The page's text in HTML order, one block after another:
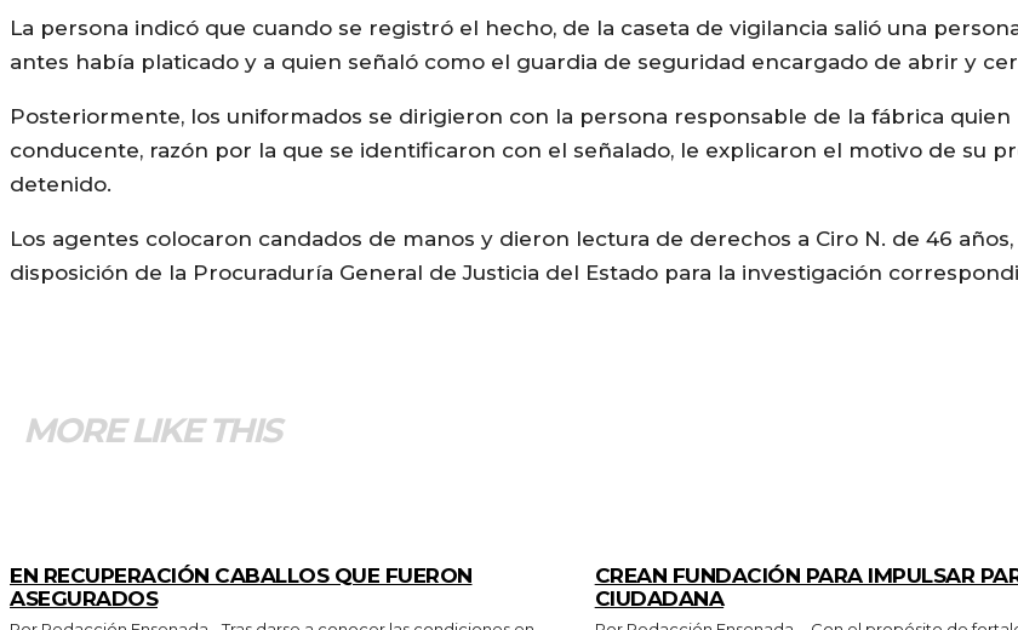
La persona indicó que cuando se registró el hecho, de la caseta de vigilancia salió una
antes había platicado y a quien señaló como el guardia de seguridad encargado de abrir y
Posteriormente, los uniformados se dirigieron con la persona responsable de la fábrica quien
conducente, razón por la que se identificaron con el señalado, le explicaron el motivo de su
detenido.
Los agentes colocaron candados de manos y dieron lectura de derechos a Ciro N. de 46
disposición de la Procuraduría General de Justicia del Estado para la investigación
MORE LIKE THIS
EN RECUPERACIÓN CABALLOS QUE FUERON
ASEGURADOS
CREAN FUNDACIÓN PARA IMPULSAR
CIUDADANA